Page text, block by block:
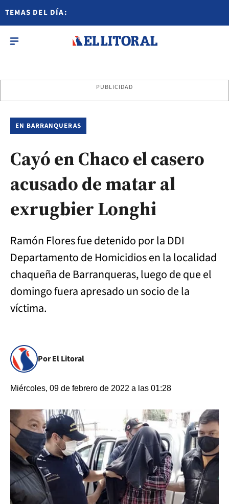
TEMAS DEL DÍA:
PUBLICIDAD
EN BARRANQUERAS
Cayó en Chaco el casero
acusado de matar al
exrugbier Longhi
Ramón Flores fue detenido por la DDI
Departamento de Homicidios en la localidad
chaqueña de Barranqueras, luego de que el
domingo fuera apresado un socio de la
víctima.
Por El Litoral
Miércoles, 09 de febrero de 2022 a las 01:28